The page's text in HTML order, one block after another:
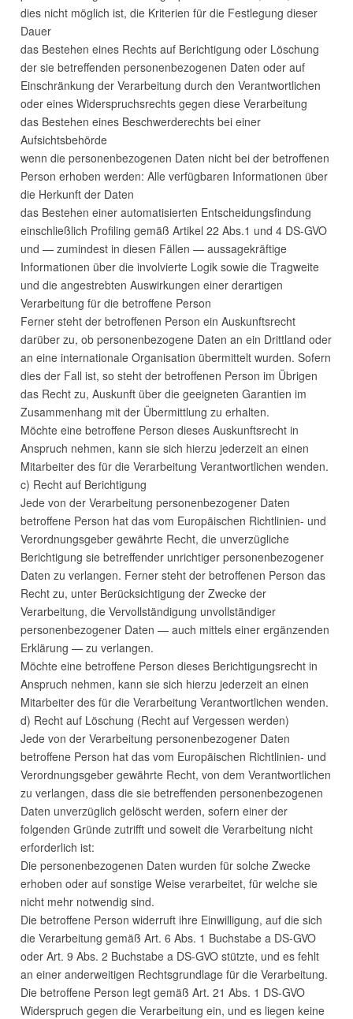
dies nicht möglich ist, die Kriterien für die Festlegung dieser
Dauer
das Bestehen eines Rechts auf Berichtigung oder Löschung
der sie betreffenden personenbezogenen Daten oder auf
Einschränkung der Verarbeitung durch den Verantwortlichen
oder eines Widerspruchsrechts gegen diese Verarbeitung
das Bestehen eines Beschwerderechts bei einer
Aufsichtsbehörde
wenn die personenbezogenen Daten nicht bei der betroffenen
Person erhoben werden: Alle verfügbaren Informationen über
die Herkunft der Daten
das Bestehen einer automatisierten Entscheidungsfindung
einschließlich Profiling gemäß Artikel 22 Abs.1 und 4 DS-GVO
und — zumindest in diesen Fällen — aussagekräftige
Informationen über die involvierte Logik sowie die Tragweite
und die angestrebten Auswirkungen einer derartigen
Verarbeitung für die betroffene Person
Ferner steht der betroffenen Person ein Auskunftsrecht
darüber zu, ob personenbezogene Daten an ein Drittland oder
an eine internationale Organisation übermittelt wurden. Sofern
dies der Fall ist, so steht der betroffenen Person im Übrigen
das Recht zu, Auskunft über die geeigneten Garantien im
Zusammenhang mit der Übermittlung zu erhalten.
Möchte eine betroffene Person dieses Auskunftsrecht in
Anspruch nehmen, kann sie sich hierzu jederzeit an einen
Mitarbeiter des für die Verarbeitung Verantwortlichen wenden.
c) Recht auf Berichtigung
Jede von der Verarbeitung personenbezogener Daten
betroffene Person hat das vom Europäischen Richtlinien- und
Verordnungsgeber gewährte Recht, die unverzügliche
Berichtigung sie betreffender unrichtiger personenbezogener
Daten zu verlangen. Ferner steht der betroffenen Person das
Recht zu, unter Berücksichtigung der Zwecke der
Verarbeitung, die Vervollständigung unvollständiger
personenbezogener Daten — auch mittels einer ergänzenden
Erklärung — zu verlangen.
Möchte eine betroffene Person dieses Berichtigungsrecht in
Anspruch nehmen, kann sie sich hierzu jederzeit an einen
Mitarbeiter des für die Verarbeitung Verantwortlichen wenden.
d) Recht auf Löschung (Recht auf Vergessen werden)
Jede von der Verarbeitung personenbezogener Daten
betroffene Person hat das vom Europäischen Richtlinien- und
Verordnungsgeber gewährte Recht, von dem Verantwortlichen
zu verlangen, dass die sie betreffenden personenbezogenen
Daten unverzüglich gelöscht werden, sofern einer der
folgenden Gründe zutrifft und soweit die Verarbeitung nicht
erforderlich ist:
Die personenbezogenen Daten wurden für solche Zwecke
erhoben oder auf sonstige Weise verarbeitet, für welche sie
nicht mehr notwendig sind.
Die betroffene Person widerruft ihre Einwilligung, auf die sich
die Verarbeitung gemäß Art. 6 Abs. 1 Buchstabe a DS-GVO
oder Art. 9 Abs. 2 Buchstabe a DS-GVO stützte, und es fehlt
an einer anderweitigen Rechtsgrundlage für die Verarbeitung.
Die betroffene Person legt gemäß Art. 21 Abs. 1 DS-GVO
Widerspruch gegen die Verarbeitung ein, und es liegen keine